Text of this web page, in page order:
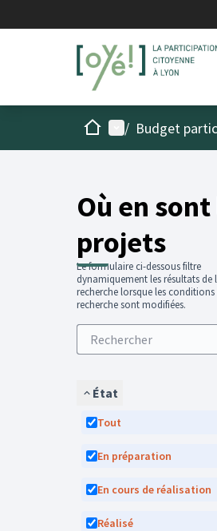
AccueilMenu principal
/ Budget
Où en
projets
Le formulaire ci-dessous filtre
dynamiquement les résultats de
recherche lorsque les conditions
recherche sont modifiées.
État
Tout
En préparation
En cours de réalisation
Réalisé